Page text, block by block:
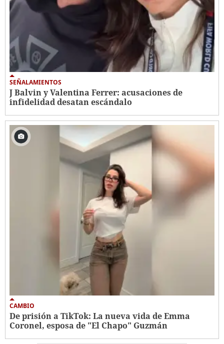
SEÑALAMIENTOS
J Balvin y Valentina Ferrer: acusaciones de
infidelidad desatan escándalo
CAMBIO
De prisión a TikTok: La nueva vida de Emma
Coronel, esposa de "El Chapo" Guzmán